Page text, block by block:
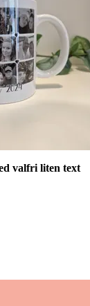
valfri liten text